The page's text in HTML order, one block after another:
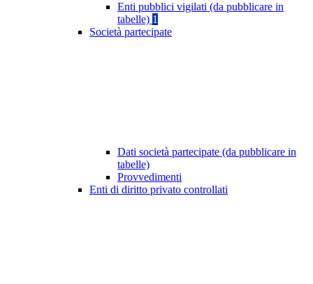
Enti pubblici vigilati (da pubblicare in
tabelle) 1
Società partecipate
Dati società partecipate (da pubblicare in
tabelle)
Provvedimenti
Enti di diritto privato controllati